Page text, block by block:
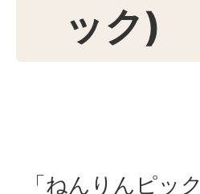
ック)
「ねんりんピッ